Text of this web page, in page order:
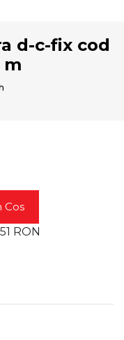
d-c-fix cod
m
Cos
RON